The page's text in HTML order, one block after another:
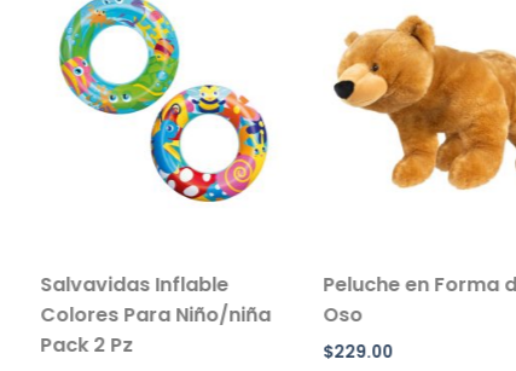
Inflable
Niño/niña
Peluche en Forma de
Oso